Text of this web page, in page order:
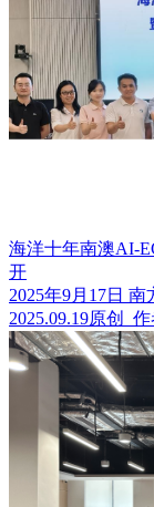
海洋十年南澳AI-
开
2025年9月17日 南
2025.09.19原创 作